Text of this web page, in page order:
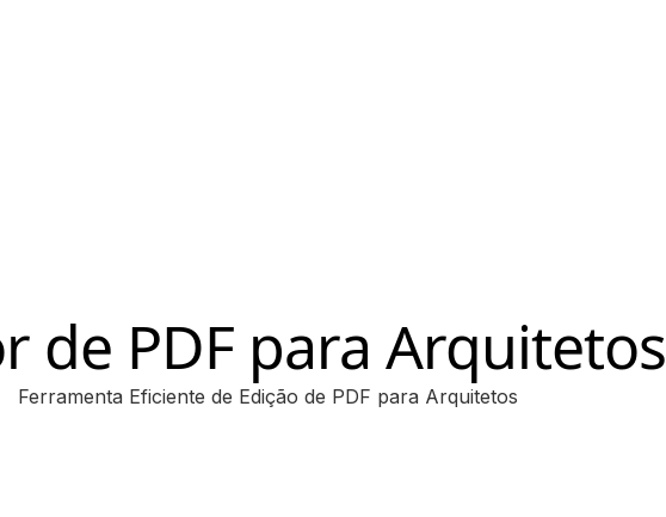
de PDF para Arquitetos
Ferramenta Eficiente de Edição de PDF para Arquitetos